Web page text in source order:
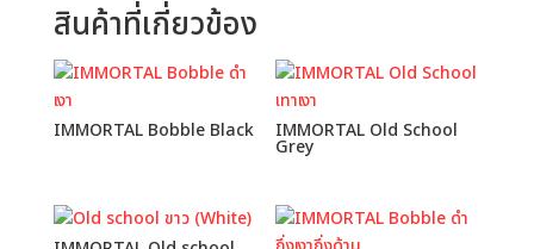
สินค้าที่เกี่ยวข้อง
IMMORTAL Bobble Black IMMORTAL Old School
Grey